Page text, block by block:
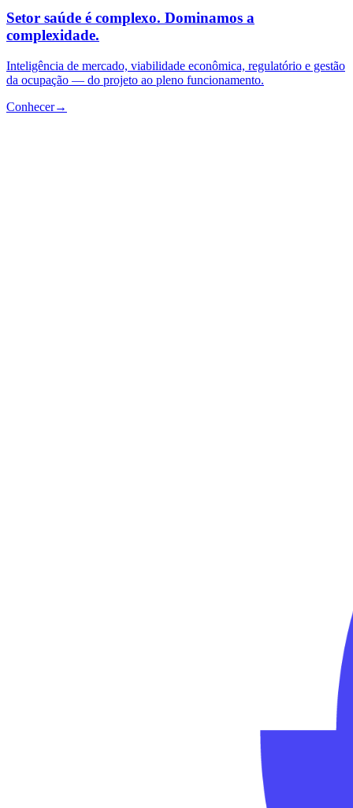
Setor saúde é complexo. Dominamos a
complexidade.
Inteligência de mercado, viabilidade econômica, regulatório e gestão
da ocupação — do projeto ao pleno funcionamento.
Conhecer→